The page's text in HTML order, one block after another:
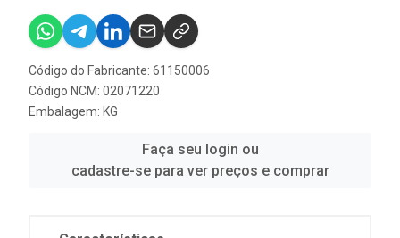
Código do Fabricante: 61150006
Código NCM: 02071220
Embalagem: KG
Faça seu login ou
cadastre-se para ver preços e comprar